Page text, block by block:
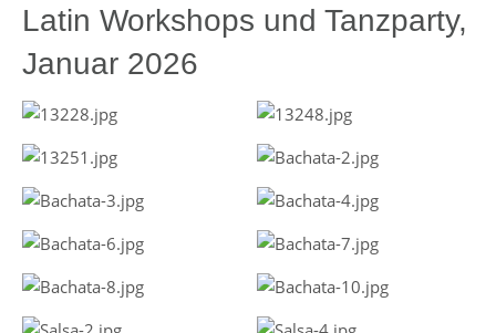
Latin Workshops und Tanzparty,
Januar 2026